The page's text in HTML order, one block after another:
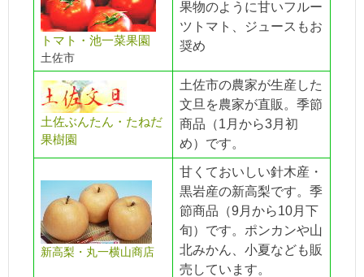
トマト・池一菜果園
土佐市
果物のように甘いフルー
ツトマト、ジュースもお
奨め
土佐ぶんたん・たねだ
果樹園
土佐市の農家が生産した
文旦を農家が直販。季節
商品（1月から3月初
め）です。
新高梨・丸一横山商店
甘くておいしい針木産・
黒岩産の新高梨です。季
節商品（9月から10月下
旬）です。ポンカンや山
北みかん、小夏なども販
売しています。